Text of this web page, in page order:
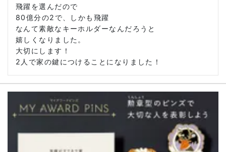
飛躍を選んだので
80億分の2で、しかも飛躍
なんて素敵なキーホルダーなんだろうと
嬉しくなりました。
大切にします！
2人で家の鍵につけることになりました！